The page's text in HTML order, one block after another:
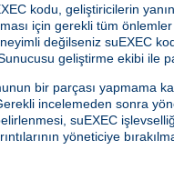
kodu, geliştiricilerin
için gerekli tüm önlemler
değilseniz suEXEC
geliştirme ekibi ile
bir parçası yapmama
incelemeden sonra
suEXEC
yöneticiye